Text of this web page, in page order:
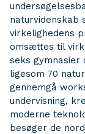
naturvidenskab
virkelighedens
omsættes til
seks
ligesom 70
gennemgå
undervisning,
moderne
besøger de